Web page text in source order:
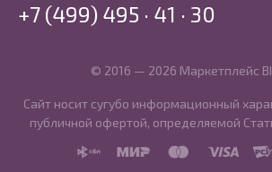
+7 (499) 495 · 41 · 30
© 2016 — 2026 Маркетплейс
Сайт носит сугубо информационный
публичной офертой, определяемой
SBP
MIR MasterCard
Visa PCI